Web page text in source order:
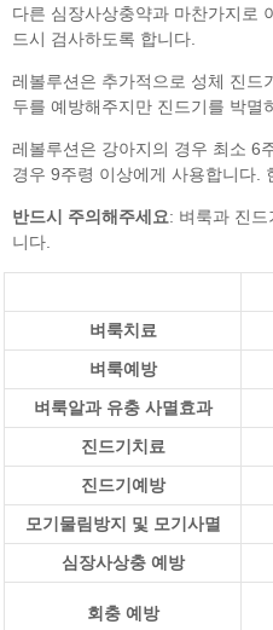
반드시 주의해주세요
벼룩치료
벼룩예방
벼룩알과 유충 사멸효과
진드기치료
진드기예방
모기물림방지 및 모기사멸
심장사상충 예방
회충 예방